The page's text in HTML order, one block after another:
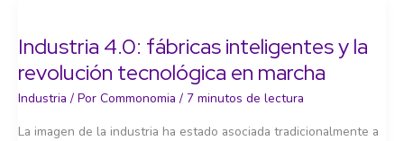
Industria 4.0: fábricas inteligentes y la
revolución tecnológica en marcha
Industria / Por Commonomia / 7 minutos de lectura
La imagen de la industria ha estado asociada tradicionalmente a